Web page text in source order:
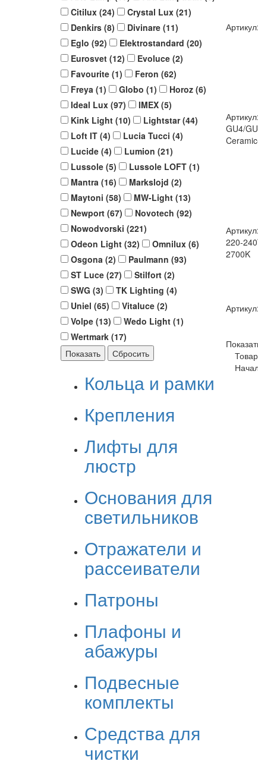
Citilux (24) Crystal Lux (21)
Denkirs (8) Divinare (11)
Eglo (92) Elektrostandard (20)
Eurosvet (12) Evoluce (2)
Favourite (1) Feron (62)
Freya (1) Globo (1) Horoz (6)
Ideal Lux (97) IMEX (5)
Kink Light (10) Lightstar (44)
Loft IT (4) Lucia Tucci (4)
Lucide (4) Lumion (21)
Lussole (5) Lussole LOFT (1)
Mantra (16) Markslojd (2)
Maytoni (58) MW-Light (13)
Newport (67) Novotech (92)
Nowodvorski (221)
Odeon Light (32) Omnilux (6)
Osgona (2) Paulmann (93)
ST Luce (27) Stilfort (2)
SWG (3) TK Lighting (4)
Uniel (65) Vitaluce (2)
Volpe (13) Wedo Light (1)
Wertmark (17)
Кольца и рамки
Крепления
Лифты для
люстр
Основания для
светильников
Отражатели и
рассеиватели
Патроны
Плафоны и
абажуры
Подвесные
комплекты
Средства для
чистки
GU4/
220-
2700K